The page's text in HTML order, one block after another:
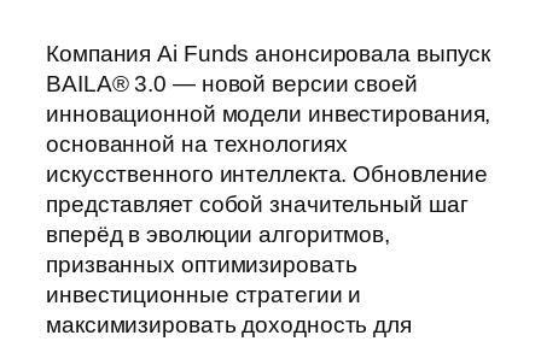
Компания Ai Funds анонсировала выпуск
BAILA® 3.0 — новой версии своей
инновационной модели инвестирования,
основанной на технологиях
искусственного интеллекта. Обновление
представляет собой значительный шаг
вперёд в эволюции алгоритмов,
призванных оптимизировать
инвестиционные стратегии и
максимизировать доходность для